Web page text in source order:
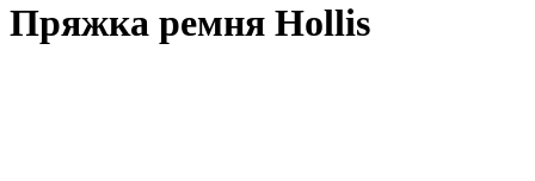
Пряжка ремня Hollis